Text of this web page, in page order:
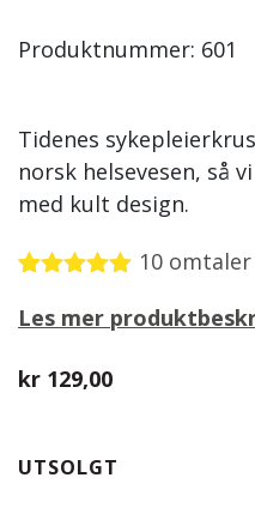
Produktnummer: 601
Tidenes
norsk helsevesen, så
med kult design.
av 5
basert på
10 omtaler
Les mer
kr 129,00
UTSOLGT